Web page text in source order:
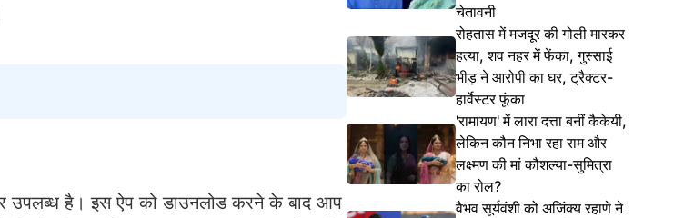
उपलब्ध है। इस ऐप को डाउनलोड करने के बाद आप
चेतावनी
रोहतास में मजदूर की गोली मारकर
हत्या, शव नहर में फेंका, गुस्साई
भीड़ ने आरोपी का घर, ट्रैक्टर-
हार्वेस्टर फूंका
'रामायण' में लारा दत्ता बनीं कैकेयी,
लेकिन कौन निभा रहा राम और
लक्ष्मण की मां कौशल्या-सुमित्रा
का रोल?
वैभव सूर्यवंशी को अजिंक्य रहाणे ने